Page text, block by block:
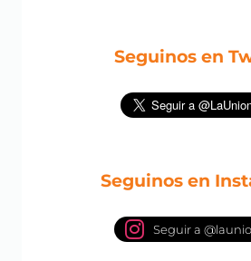
Seguinos en
Seguinos en
Seguir a